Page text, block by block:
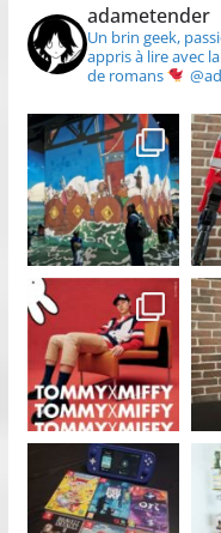
adametender
Un brin geek,
appris à lire avec
de romans